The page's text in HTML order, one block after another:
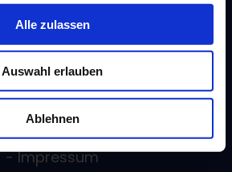
Alle zulassen
Auswahl erlauben
Ablehnen
- Schneller Kredit
- Sofortkredit
Information
- Über uns
- Impressum